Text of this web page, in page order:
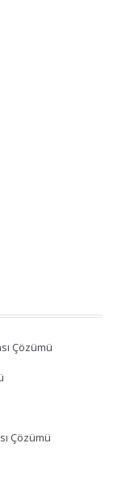
Çözümü
Çözümü